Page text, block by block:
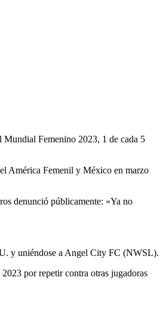
Mundial Femenino 2023, 1 de cada 5
América Femenil y México en marzo
denunció públicamente: «Ya no
y uniéndose a Angel City FC (NWSL).
por repetir contra otras jugadoras